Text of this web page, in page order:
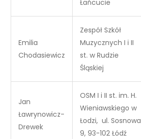
Łańcucie
Emilia
Chodasiewicz
Zespół Szkół
Muzycznych I i II
st. w Rudzie
Śląskiej
Jan
Ławrynowicz-
Drewek
OSM I i II st. im. H.
Wieniawskiego w
Łodzi, ul. Sosnowa
9, 93-102 Łódź